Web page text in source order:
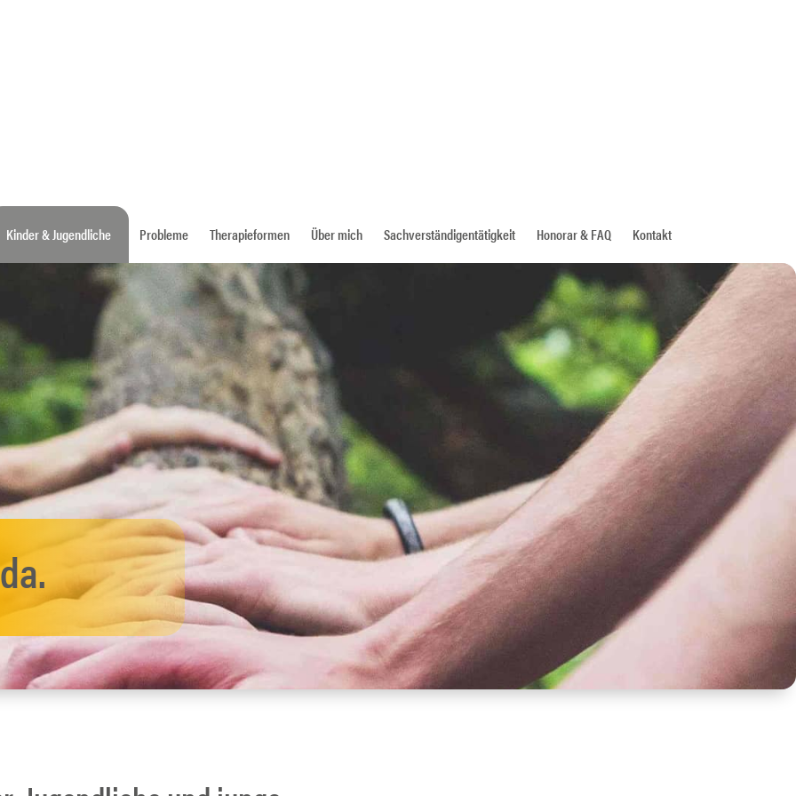
Kinder & Jugendliche Probleme Therapieformen Über mich Sachverständigentätigkeit Honorar & FAQ Kontakt
soll klarer werden!